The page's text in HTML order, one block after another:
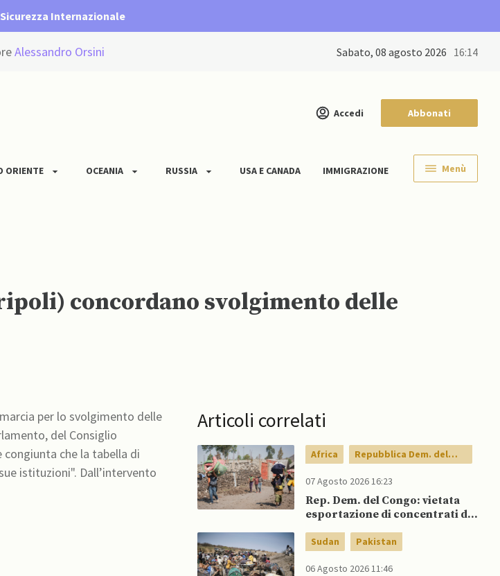
Internazionale
Alessandro Orsini sabato, 08 agosto 2026 16:14
Accedi Abbonati
ORIENTE OCEANIA RUSSIA USA E CANADA IMMIGRAZIONE Menù
concordano svolgimento delle
per lo svolgimento delle
del Consiglio
che la tabella di
Dall’intervento
Articoli correlati
Africa
Repubblica Dem. del
Congo
07 Agosto 2026 16:23
Rep. Dem. del Congo: vietata
esportazione di concentrati di
Sudan Pakistan
06 Agosto 2026 11:46